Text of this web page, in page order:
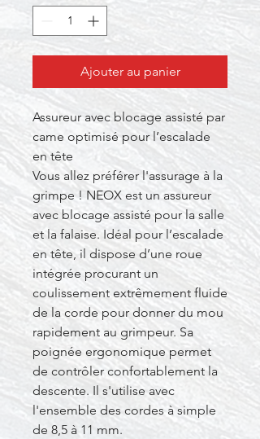
Ajouter au panier
Assureur avec blocage assisté par
came optimisé pour l’escalade
en tête
Vous allez préférer l'assurage à la
grimpe ! NEOX est un assureur
avec blocage assisté pour la salle
et la falaise. Idéal pour l’escalade
en tête, il dispose d’une roue
intégrée procurant un
coulissement extrêmement fluide
de la corde pour donner du mou
rapidement au grimpeur. Sa
poignée ergonomique permet
de contrôler confortablement la
descente. Il s'utilise avec
l'ensemble des cordes à simple
de 8,5 à 11 mm.